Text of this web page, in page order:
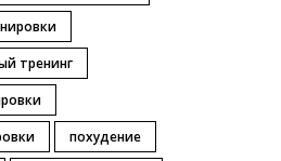
тренинг
похудение